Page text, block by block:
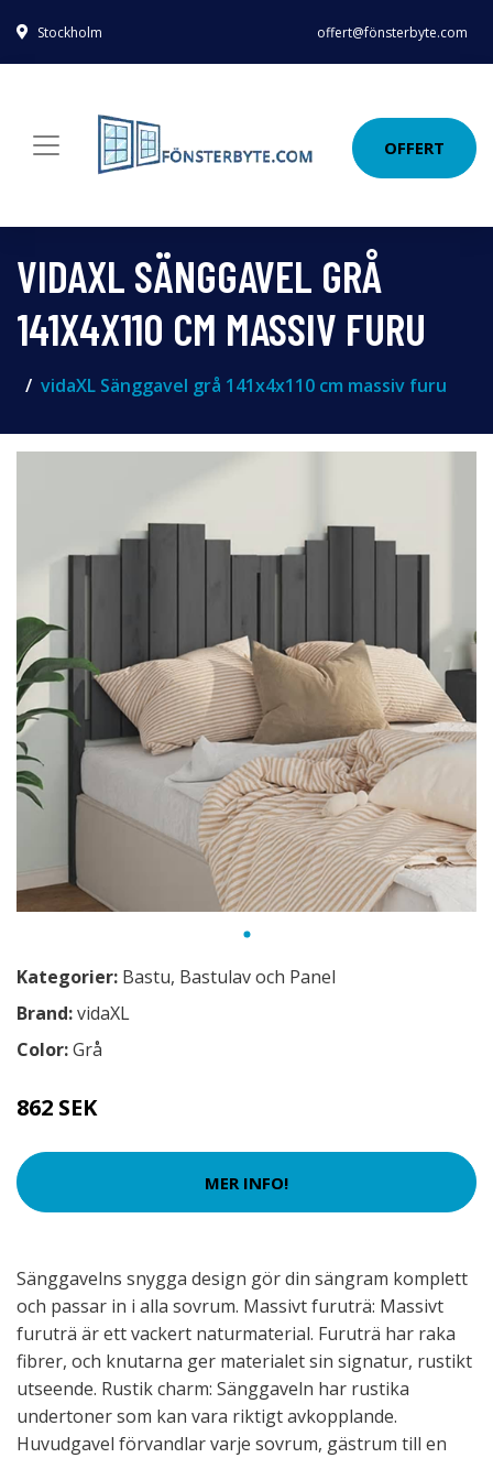
Stockholm offert@fönsterbyte.com
OFFERT
VIDAXL SÄNGGAVEL GRÅ
141X4X110 CM MASSIV FURU
vidaXL Sänggavel grå 141x4x110 cm massiv furu
Kategorier: Bastu, Bastulav och Panel
Brand:vidaXL
Color:Grå
862 SEK
MER INFO!
Sänggavelns snygga design gör din sängram komplett
och passar in i alla sovrum. Massivt furuträ: Massivt
furuträ är ett vackert naturmaterial. Furuträ har raka
fibrer, och knutarna ger materialet sin signatur, rustikt
utseende. Rustik charm: Sänggaveln har rustika
undertoner som kan vara riktigt avkopplande.
Huvudgavel förvandlar varje sovrum, gästrum till en